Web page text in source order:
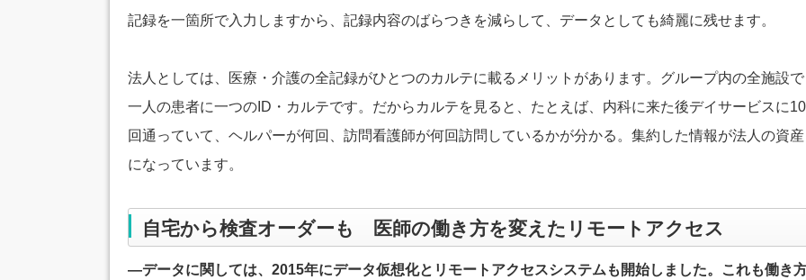
記録を一箇所で入力しますから、記録内容のばらつきを減らして、データとしても綺麗に残せます。
法人としては、医療・介護の全記録がひとつのカルテに載るメリットがあります。グループ内の全施設で
一人の患者に一つのID・カルテです。だからカルテを見ると、たとえば、内科に来た後デイサービスに10
回通っていて、ヘルパーが何回、訪問看護師が何回訪問しているかが分かる。集約した情報が法人の資産
になっています。
自宅から検査オーダーも 医師の働き方を変えたリモートアクセス
―データに関しては、2015年にデータ仮想化とリモートアクセスシステムも開始しました。これも働き